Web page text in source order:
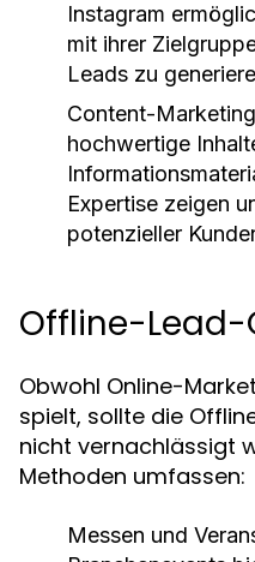
Instagram
mit ihrer
Leads zu
Content-
hochwertige
Expertise zeigen
potenzieller
Offline-Lead-
Obwohl Online-
spielt, sollte die
nicht vernachlässigt
Methoden umfassen:
Messen und